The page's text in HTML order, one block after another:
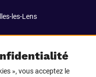
», vous acceptez le
les-Lens